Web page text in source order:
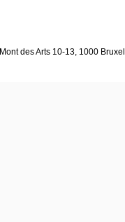
Mont des Arts 10-13, 1000